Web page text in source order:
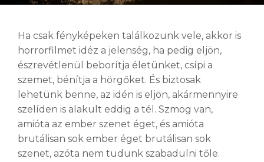
Ha csak fényképeken találkozunk vele, akkor is
horrorfilmet idéz a jelenség, ha pedig eljön,
észrevétlenül beborítja életünket, csípi a
szemet, bénítja a hörgőket. És biztosak
lehetünk benne, az idén is eljön, akármennyire
szelíden is alakult eddig a tél. Szmog van,
amióta az ember szenet éget, és amióta
brutálisan sok ember éget brutálisan sok
szenet, azóta nem tudunk szabadulni tőle.